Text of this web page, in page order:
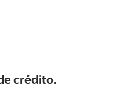
crédito.